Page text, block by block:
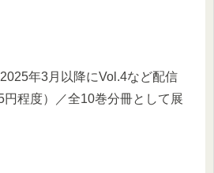
年3月以降にVol.4など配信
円程度）／全10巻分冊として展